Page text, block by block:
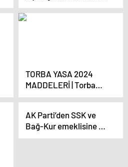
Öğrencilerine Dijital
Materyaller Sunuyor
TORBA YASA 2024
MADDELERİ | Torba
yasa ne zaman
yasada son durum
nedir, ne zaman
çıkacak?
AK Parti’den SSK ve
Bağ-Kur emeklisine ek
zam açıklaması